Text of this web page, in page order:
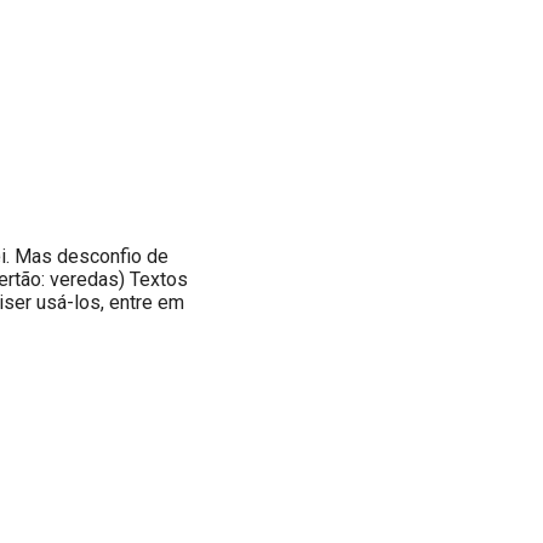
Mas desconfio de
veredas) Textos
usá-los, entre em